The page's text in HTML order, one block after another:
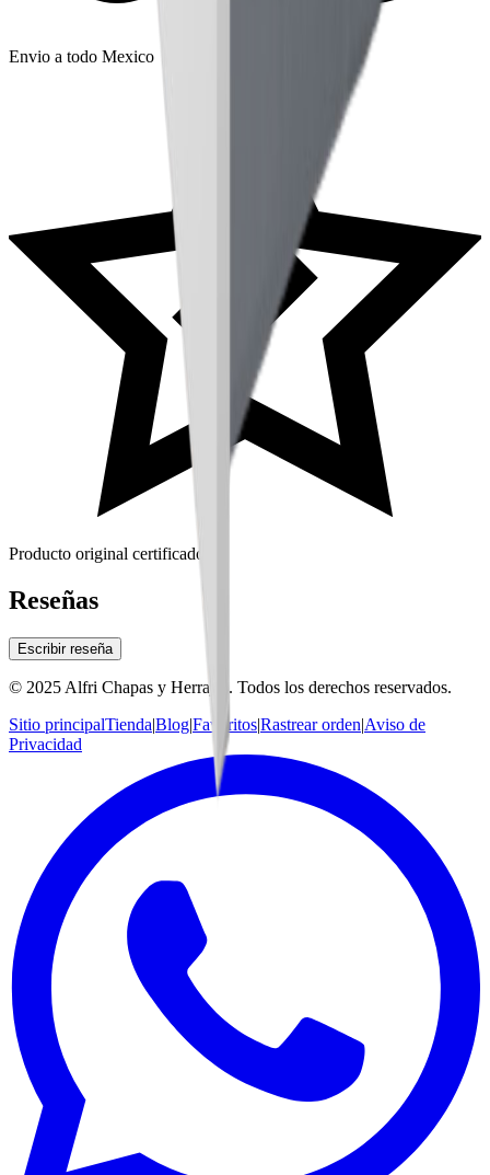
Envio a todo Mexico
Producto original certificado
Reseñas
Escribir reseña
© 2025 Alfri Chapas y Herrajes. Todos los derechos reservados.
Sitio principalTienda|Blog|Favoritos|Rastrear orden|Aviso de
Privacidad